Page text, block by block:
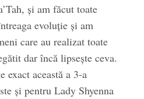
și am făcut toate
evoluție și am
care au realizat toate
dar încă lipsește ceva.
exact această a 3-a
și pentru Lady Shyenna